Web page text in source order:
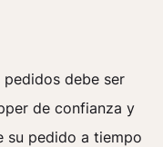
debe ser
de confianza y
su pedido a tiempo